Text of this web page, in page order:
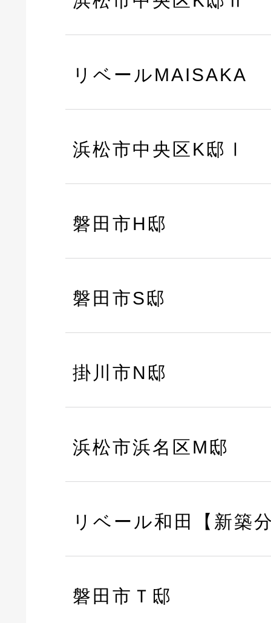
リベールMAISAKA
浜松市中央区K邸Ⅰ
磐田市H邸
磐田市S邸
掛川市N邸
浜松市浜名区M邸
リベール和田【新築
磐田市Ｔ邸